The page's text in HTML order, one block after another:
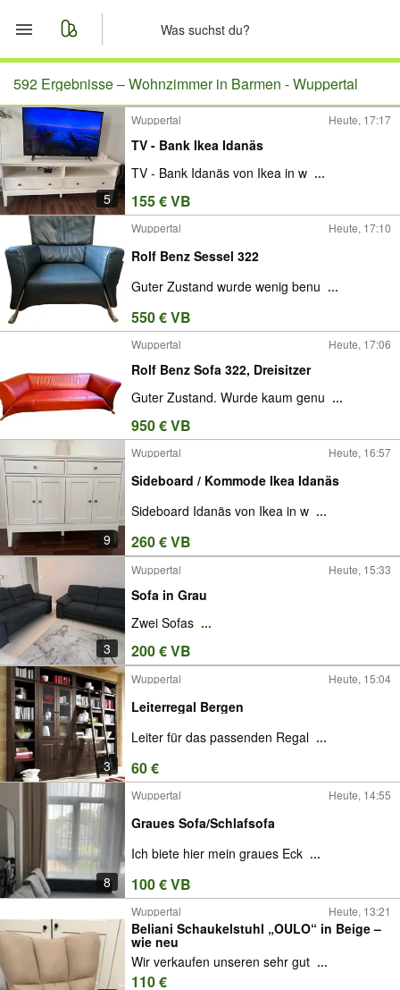
Start
Merkliste
Nachrichten
Anzeige aufgeben
592 Ergebnisse –Wohnzimmer in Barmen - Wuppertal
5
Wuppertal Heute, 17:17
TV - Bank Ikea Idanäs
TV - Bank Idanäs von Ikea in w ...
155 € VB
Wuppertal Heute, 17:10
Rolf Benz Sessel 322
Guter Zustand wurde wenig benu ...
550 € VB
Wuppertal Heute, 17:06
Rolf Benz Sofa 322, Dreisitzer
Guter Zustand. Wurde kaum genu ...
950 € VB
9
Wuppertal Heute, 16:57
Sideboard / Kommode Ikea Idanäs
Sideboard Idanäs von Ikea in w ...
260 € VB
3
Wuppertal Heute, 15:33
Sofa in Grau
Zwei Sofas ...
200 € VB
3
Wuppertal Heute, 15:04
Leiterregal Bergen
Leiter für das passenden Regal ...
60 €
8
Wuppertal Heute, 14:55
Graues Sofa/Schlafsofa
Ich biete hier mein graues Eck ...
100 € VB
Wuppertal Heute, 13:21
Beliani Schaukelstuhl „OULO“ in Beige –
wie neu
Wir verkaufen unseren sehr gut ...
110 €